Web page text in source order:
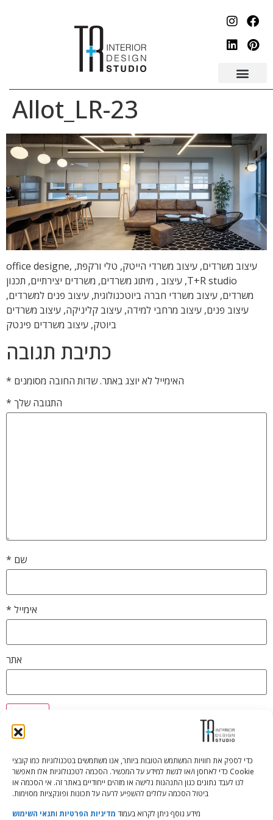
כדי לספק את חוויות המשתמש הטובות ביותר, אנו משתמשים בטכנולוגיות כמו קובצי
Cookie כדי לאחסן ו/או לגשת למידע על המכשיר. הסכמה לטכנולוגיות אלו תאפשר
לנו לעבד נתונים כגון התנהגות גלישה או מזהים ייחודיים באתר זה. אי הסכמה או
ביטול הסכמה עלולים להשפיע לרעה על תכונות ופונקציות מסוימות.
מידע נוסף ניתן לקרוא בעמוד מדיניות הפרטיות ותנאי השימוש
Allot_LR-23
עיצוב משרדים, עיצוב משרדי הייטק, טלי ורקפת, office designe,
T+R studio, עיצוב , מיתוג משרדים, משרדים יצירתיים, תכנון
משרדים, עיצוב משרדי חברה ביוטכנולוגית, עיצוב פנים למשרדים,
עיצוב פנים, עיצוב מרחבי למידה, עיצוב קליניקה, עיצוב משרדים
ביוטק, עיצוב משרדים פינטק
כתיבת תגובה
האימייל לא יוצג באתר.שדות החובה מסומנים *
התגובה שלך *
שם *
אימייל *
אתר
Tali Shenfeld:052.620.2446
tali@TRstudio.co.il